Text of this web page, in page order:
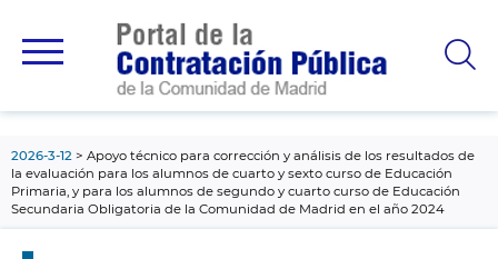
principal
2026-3-12
Apoyo técnico para corrección y análisis de los resultados de
la evaluación para los alumnos de cuarto y sexto curso de Educación
Primaria, y para los alumnos de segundo y cuarto curso de Educación
Secundaria Obligatoria de la Comunidad de Madrid en el año 2024